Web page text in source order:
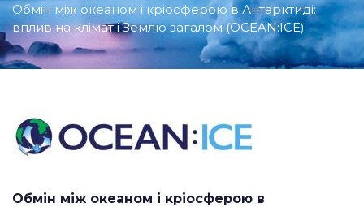
Обмін між океаном і кріосферою в Антарктиді:
вплив на клімат і Землю загалом (OCEAN:ICE)
Обмін між океаном і кріосферою в